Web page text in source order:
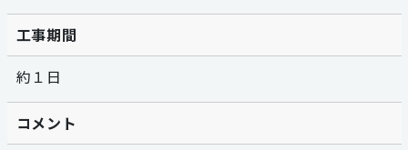
工事期間
約１日
コメント